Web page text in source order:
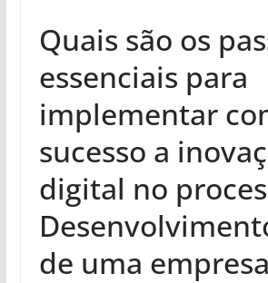
Quais são os
essenciais para
implementar
sucesso a
digital no
de uma